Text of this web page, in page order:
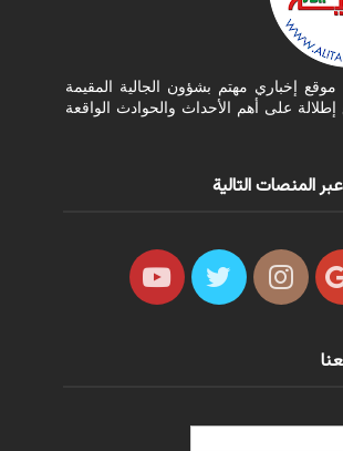
موقع إخباري مهتم بشؤون الجالية المقيمة
على أهم الأحداث والحوادث الواقعة
المنصات التالية